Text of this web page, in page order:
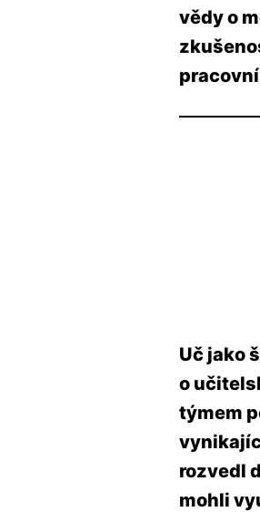
vědy o
Uč jako
o
týmem
rozvedl
mohli